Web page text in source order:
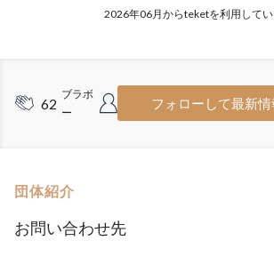
2026年06月からteketを利用して
62
ブラボ
ー
ー
フォローして最新
団体紹介
お問い合わせ先